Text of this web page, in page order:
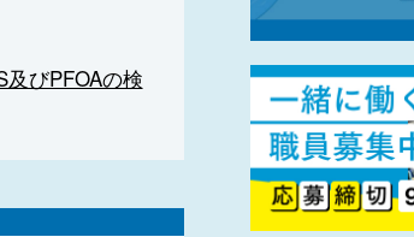
びPFOAの検